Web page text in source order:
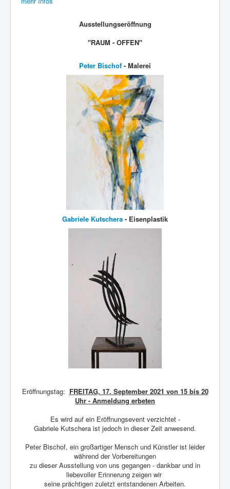
Ausstellungseröffnung
"RAUM - OFFEN"
Peter Bischof - Malerei
Gabriele Kutschera - Eisenplastik
Eröffnungstag: FREITAG, 17. September 2021 von 15 bis 20
Uhr - Anmeldung erbeten
Es wird auf ein Eröffnungsevent verzichtet -
Gabriele Kutschera ist jedoch in dieser Zeit anwesend.
Peter Bischof, ein großartiger Mensch und Künstler ist leider
während der Vorbereitungen
zu dieser Ausstellung von uns gegangen - dankbar und in
liebevoller Erinnerung zeigen wir
seine prächtigen zuletzt entstandenen Arbeiten.